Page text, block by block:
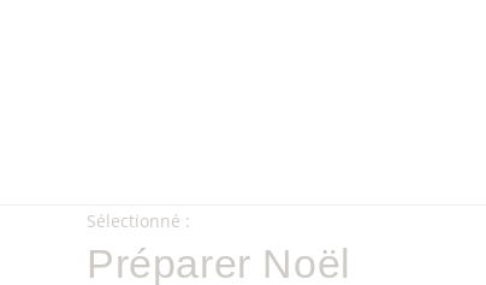
Sélectionné :
Préparer Noël